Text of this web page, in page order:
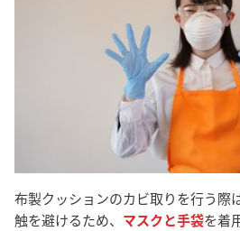
布製クッションのカビ取りを行う際
触を避けるため、 マスクと手袋を着